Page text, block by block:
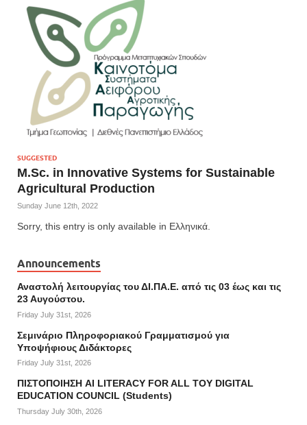
SUGGESTED
M.Sc. in Innovative Systems for Sustainable
Agricultural Production
Sunday June 12th, 2022
Sorry, this entry is only available in Ελληνικά.
Announcements
Αναστολή λειτουργίας του ΔΙ.ΠΑ.Ε. από τις 03 έως και τις
23 Αυγούστου.
Friday July 31st, 2026
Σεμινάριο Πληροφοριακού Γραμματισμού για
Υποψήφιους Διδάκτορες
Friday July 31st, 2026
ΠΙΣΤΟΠΟΙΗΣΗ AI LITERACY FOR ALL ΤΟΥ DIGITAL
EDUCATION COUNCIL (Students)
Thursday July 30th, 2026